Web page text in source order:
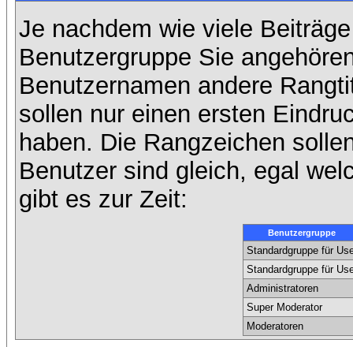
Je nachdem wie viele
Benutzergruppe Sie
Benutzernamen andere
sollen nur einen ersten
haben. Die Rangzeichen
Benutzer sind gleich, egal
gibt es zur Zeit:
Benutzergruppe
Standardgruppe für
Standardgruppe für
Administratoren
Super Moderator
Moderatoren